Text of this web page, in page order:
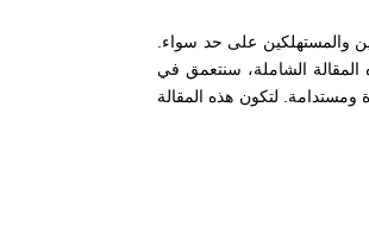
والمستهلكين على حد سواء.
المقالة الشاملة، سنتعمق في
ومستدامة. لتكون هذه المقالة